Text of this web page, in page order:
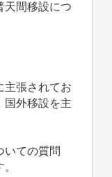
天間移設につ
主張されてお
国外移設を主
ての質問